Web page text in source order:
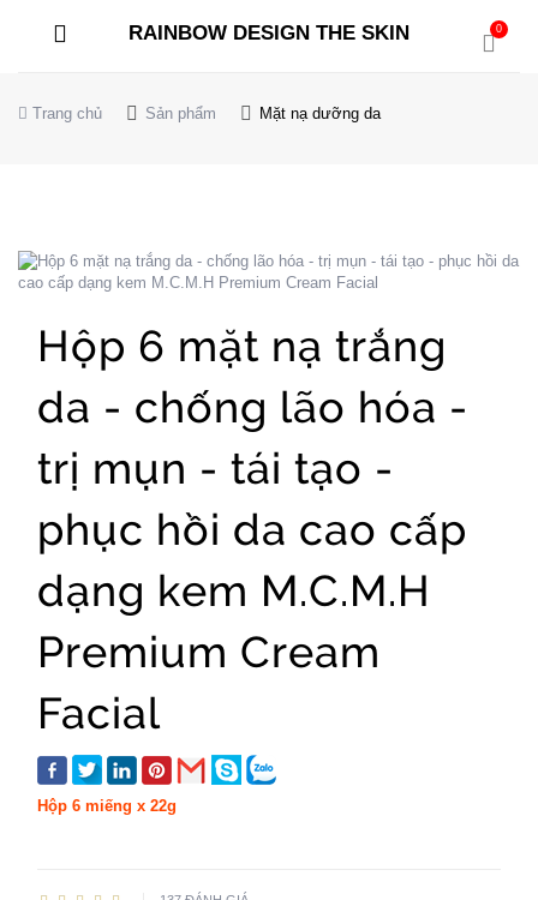
RAINBOW DESIGN THE SKIN 0
Trang chủ Sản phẩm Mặt nạ dưỡng da
Hộp 6 mặt nạ trắng
da - chống lão hóa -
trị mụn - tái tạo -
phục hồi da cao cấp
dạng kem M.C.M.H
Premium Cream
Facial
Hộp 6 miếng x 22g